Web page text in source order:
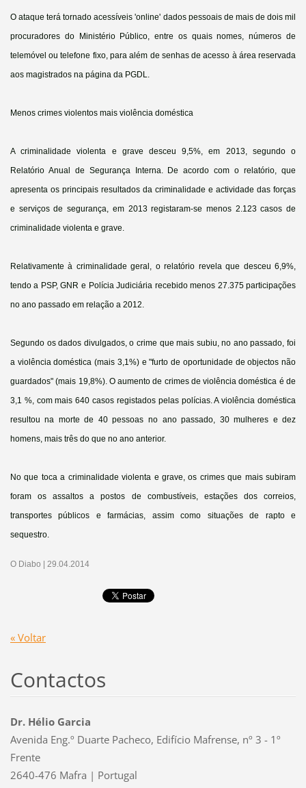
O ataque terá tornado acessíveis 'online' dados pessoais de mais de dois mil
procuradores do Ministério Público, entre os quais nomes, números de
telemóvel ou telefone fixo, para além de senhas de acesso à área reservada
aos magistrados na página da PGDL.
Menos crimes violentos mais violência doméstica
A criminalidade violenta e grave desceu 9,5%, em 2013, segundo o
Relatório Anual de Segurança Interna. De acordo com o relatório, que
apresenta os principais resultados da criminalidade e actividade das forças
e serviços de segurança, em 2013 registaram-se menos 2.123 casos de
criminalidade violenta e grave.
Relativamente à criminalidade geral, o relatório revela que desceu 6,9%,
tendo a PSP, GNR e Polícia Judiciária recebido menos 27.375 participações
no ano passado em relação a 2012.
Segundo os dados divulgados, o crime que mais subiu, no ano passado, foi
a violência doméstica (mais 3,1%) e "furto de oportunidade de objectos não
guardados" (mais 19,8%). O aumento de crimes de violência doméstica é de
3,1 %, com mais 640 casos registados pelas polícias. A violência doméstica
resultou na morte de 40 pessoas no ano passado, 30 mulheres e dez
homens, mais três do que no ano anterior.
No que toca a criminalidade violenta e grave, os crimes que mais subiram
foram os assaltos a postos de combustíveis, estações dos correios,
transportes públicos e farmácias, assim como situações de rapto e
sequestro.
O Diabo | 29.04.2014
« Voltar
Contactos
Dr. Hélio Garcia
Avenida Eng.º Duarte Pacheco, Edifício Mafrense, nº 3 - 1º
Frente
2640-476 Mafra | Portugal